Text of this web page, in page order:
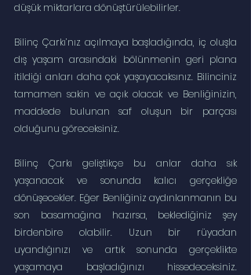
düşük miktarlara dönüştürülebilirler.
Bilinç Çarkı’nız açılmaya başladığında, iç oluşla
dış yaşam arasındaki bölünmenin geri plana
itildiği anları daha çok yaşayacaksınız. Bilinciniz
tamamen sakin ve açık olacak ve Benliğinizin,
maddede bulunan saf oluşun bir parçası
olduğunu göreceksiniz.
Bilinç Çarkı geliştikçe bu anlar daha sık
yaşanacak ve sonunda kalıcı gerçekliğe
dönüşecekler. Eğer Benliğiniz aydınlanmanın bu
son basamağına hazırsa, beklediğiniz şey
birdenbire olabilir. Uzun bir rüyadan
uyandığınızı ve artık sonunda gerçeklikte
yaşamaya başladığınızı hissedeceksiniz.